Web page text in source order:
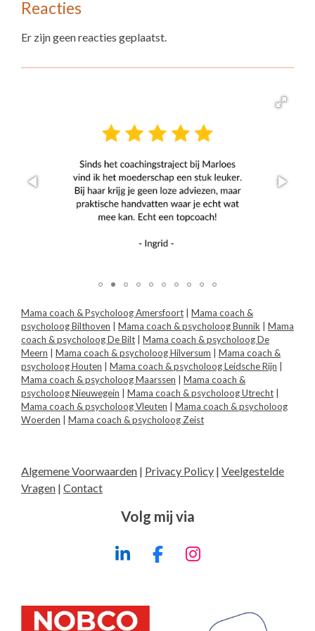
Reacties
Er zijn geen reacties geplaatst.
Mama coach & Psycholoog Amersfoort
Mama coach &
psycholoog Bilthoven
Mama coach & psycholoog Bunnik
Mama
coach & psycholoog De Bilt
Mama coach & psycholoog De
Meern
Mama coach & psycholoog Hilversum
Mama coach &
psycholoog Houten
Mama coach & psycholoog Leidsche Rijn
Mama coach & psycholoog Maarssen
Mama coach &
psycholoog Nieuwegein
Mama coach & psycholoog Utrecht
Mama coach & psycholoog Vleuten
Mama coach & psycholoog
Woerden
Mama coach & psycholoog Zeist
Algemene Voorwaarden | Privacy Policy | Veelgestelde
Vragen | Contact
Volg mij via
L
k
F
I